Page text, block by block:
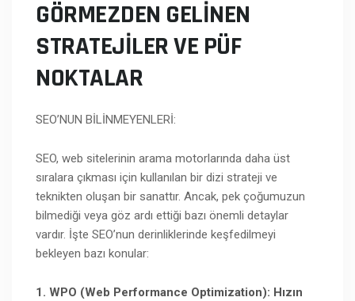
GÖRMEZDEN GELINEN
STRATEJILER VE PÜF
NOKTALAR
SEO’NUN BİLİNMEYENLERİ:
SEO, web sitelerinin arama motorlarında daha üst
sıralara çıkması için kullanılan bir dizi strateji ve
teknikten oluşan bir sanattır. Ancak, pek çoğumuzun
bilmediği veya göz ardı ettiği bazı önemli detaylar
vardır. İşte SEO’nun derinliklerinde keşfedilmeyi
bekleyen bazı konular:
1. WPO (Web Performance Optimization): Hızın